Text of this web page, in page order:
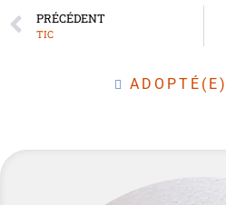
PRÉCÉDENT
TIC
ADOPTÉ(E)